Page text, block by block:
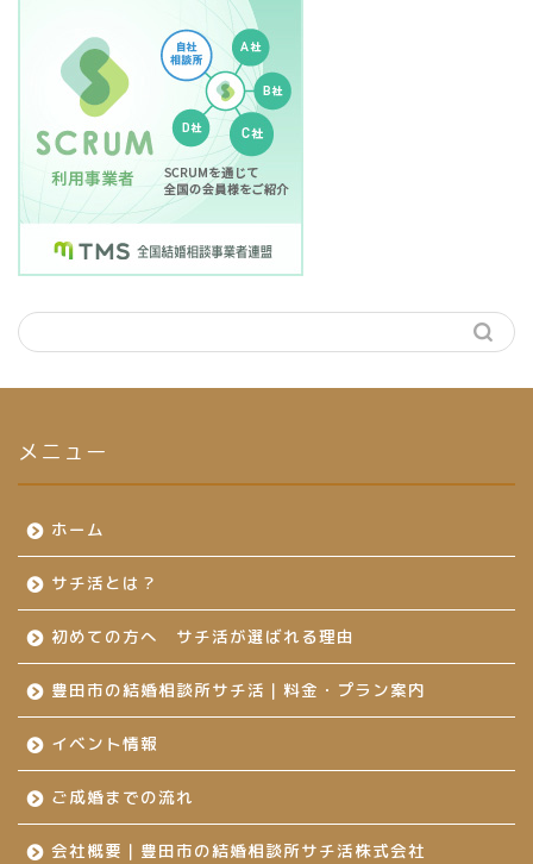
メニュー
ホーム
サチ活とは？
初めての方へ サチ活が選ばれる理由
豊田市の結婚相談所サチ活｜料金・プラン案内
イベント情報
ご成婚までの流れ
会社概要｜豊田市の結婚相談所サチ活株式会社